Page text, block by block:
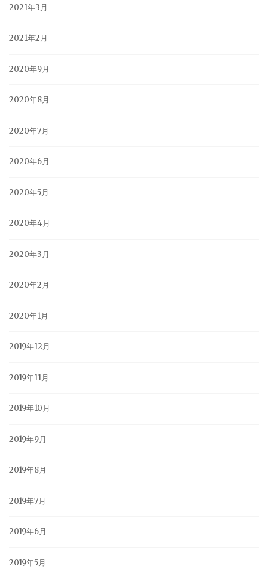
2021年3月
2021年2月
2020年9月
2020年8月
2020年7月
2020年6月
2020年5月
2020年4月
2020年3月
2020年2月
2020年1月
2019年12月
2019年11月
2019年10月
2019年9月
2019年8月
2019年7月
2019年6月
2019年5月